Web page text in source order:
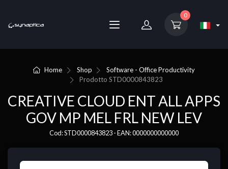
0
Home Shop
Software - Office Productivity
ProdottoSTD0000843823
CREATIVE CLOUD ENT ALL APPS
GOV MP MEL FRL NEW LEV
Cod: STD0000843823 - EAN: 0000000000000